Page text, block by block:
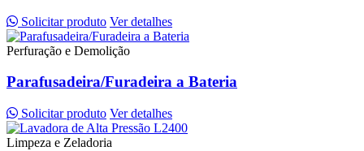
Solicitar produto Ver detalhes
Perfuração e Demolição
Parafusadeira/Furadeira a Bateria
Solicitar produto Ver detalhes
Limpeza e Zeladoria